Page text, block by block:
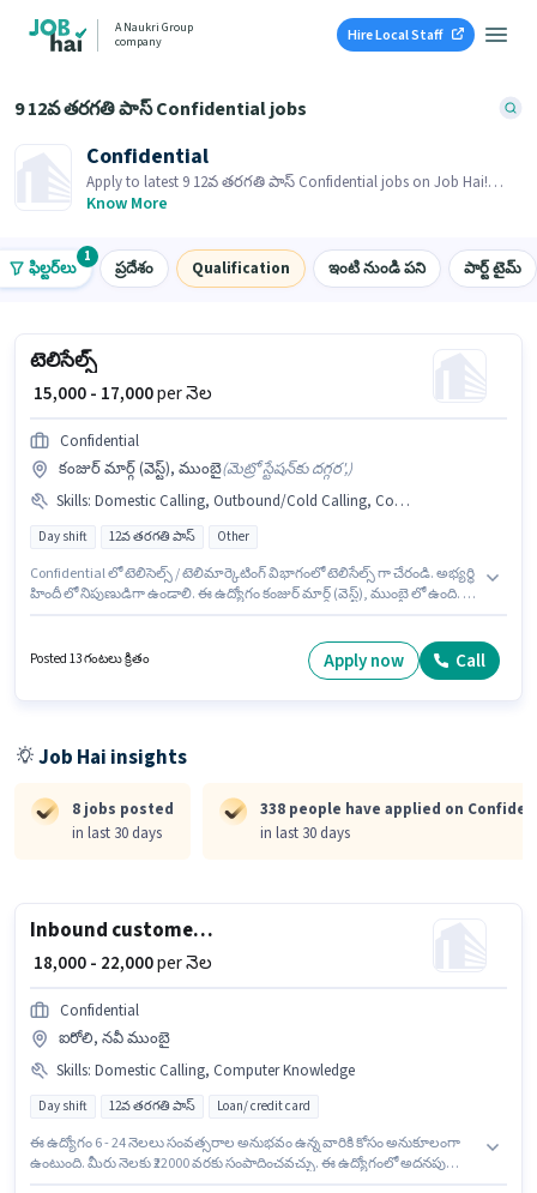
A Naukri Group
company
Hire Local Staff
9 12వ తరగతి పాస్ Confidential jobs
Confidential
Apply to latest 9 12వ తరగతి పాస్ Confidential jobs on Job Hai!
Recruiter is actively hiring in your area.
Know More
ఫిల్టర్‌లు
1
ప్రదేశం Qualification ఇంటి నుండి పని పార్ట్ టైమ్
టెలిసేల్స్
₹ 15,000 - 17,000per నెల
Confidential
కంజుర్ మార్గ్ (వెస్ట్), ముంబై(మెట్రో స్టేషన్‌కు దగ్గర',)
Skills: Domestic Calling, Outbound/Cold Calling, Computer Knowledge, Wiring, Communication Skill
Day shift 12వ తరగతి పాస్ Other
Confidential లో టెలిసెల్స్ / టెలిమార్కెటింగ్ విభాగంలో టెలిసేల్స్ గా చేరండి. అభ్యర్థి
హిందీ లో నిపుణుడిగా ఉండాలి. ఈ ఉద్యోగం కంజుర్ మార్గ్ (వెస్ట్), ముంబై లో ఉంది. ఈ
ఉద్యోగానికి అభ్యర్థులు తప్పనిసరిగా 12వ తరగతి పాస్ డిగ్రీ/సర్టిఫికెట్ కలిగి ఉండాలి.
Posted 13 గంటలు క్రితం Apply now Call
Job Hai insights
8 jobs posted
in last 30 days
338 people have applied on
in last 30 days
Inbound customer service
₹ 18,000 - 22,000per నెల
Confidential
ఐరోలి, నవీ ముంబై
Skills: Domestic Calling, Computer Knowledge
Day shift 12వ తరగతి పాస్ Loan/ credit card
ఈ ఉద్యోగం 6 - 24 నెలలు సంవత్సరాల అనుభవం ఉన్న వారికి కోసం అనుకూలంగా
ఉంటుంది. మీరు నెలకు ₹22000 వరకు సంపాదించవచ్చు. ఈ ఉద్యోగంలో అదనపు